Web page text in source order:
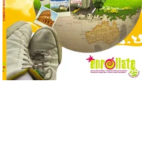
6 Ago 2026
Al hilo del estreno de La
Odisea de Christopher
Nolan. La pieza de vídeo
reúne una selección de
obras relacionadas con la
Antigüedad clásica, la mitología y los
viajes, que se suceden al ritmo de un
evocador tema de La […]